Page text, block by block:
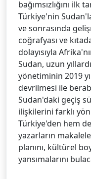
bağımsızlığını ilk
Türkiye'nin
ve sonrasında
coğrafyası ve
dolayısıyla
Sudan, uzun
yönetiminin 2019
devrilmesi ile
Sudan'daki geçiş
ilişkilerini farklı
Türkiye'den hem
yazarların
planını, kültürel
yansımalarını